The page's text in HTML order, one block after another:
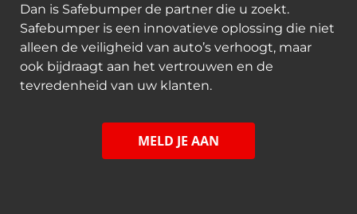
Dan is Safebumper de partner die u zoekt.
Safebumper is een innovatieve oplossing die niet
alleen de veiligheid van auto’s verhoogt, maar
ook bijdraagt aan het vertrouwen en de
tevredenheid van uw klanten.
MELD JE AAN